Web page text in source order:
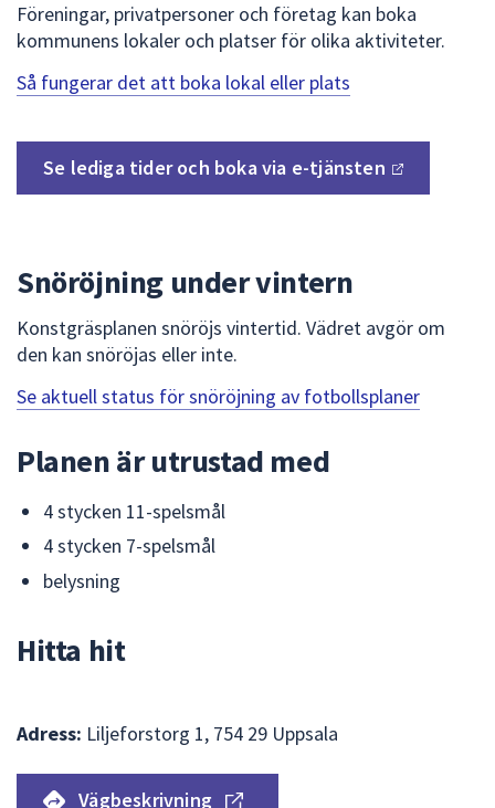
Föreningar, privatpersoner och företag kan boka
kommunens lokaler och platser för olika aktiviteter.
Så fungerar det att boka lokal eller plats
Se lediga tider och boka via e-tjänsten
Snöröjning under vintern
Konstgräsplanen snöröjs vintertid. Vädret avgör om
den kan snöröjas eller inte.
Se aktuell status för snöröjning av fotbollsplaner
Planen är utrustad med
4 stycken 11-spelsmål
4 stycken 7-spelsmål
belysning
Hitta hit
Adress: Liljeforstorg 1, 754 29 Uppsala
Vägbeskrivning